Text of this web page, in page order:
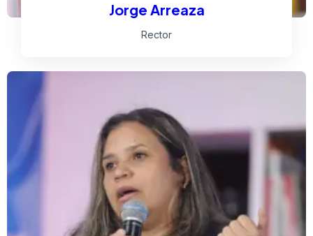
Jorge Arreaza
Rector